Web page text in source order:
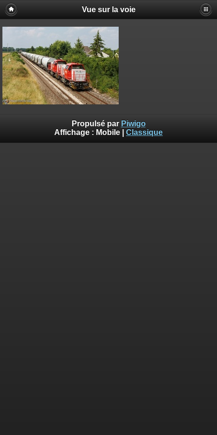
Vue sur la voie
Propulsé par Piwigo
Affichage : Mobile Classique